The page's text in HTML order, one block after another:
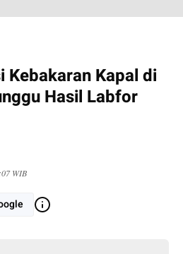
Kebakaran Kapal di
Hasil Labfor
WIB